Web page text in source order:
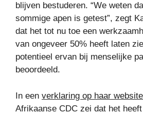
blijven bestuderen. “We weten
sommige apen is getest”, zegt
dat het tot nu toe een
van ongeveer 50% heeft laten
potentieel ervan bij menselijke
beoordeeld.
In een verklaring op haar
Afrikaanse CDC zei dat het